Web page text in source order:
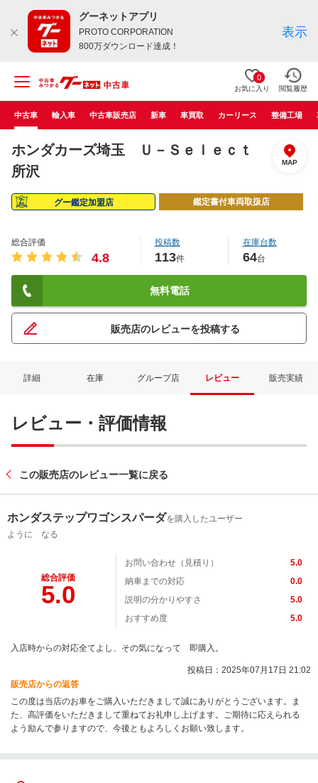
グーネットアプリ
PROTO CORPORATION
800万ダウンロード達成！
表示
0
お気に入り 閲覧履歴
中古車 輸入車 中古車販売店 新車 車買取 カーリース 整備工場
ホンダカーズ埼玉 Ｕ－Ｓｅｌｅｃｔ
所沢
MAP
グー鑑定加盟店 鑑定書付車両取扱店
総合評価
4.8
投稿数
113件
在庫台数
64台
無料電話
ネット予約でキャンペーンに応募しよ
販売店のレビューを投稿する
詳細 在庫 グループ店 レビュー 販売実績
レビュー・評価情報
この販売店のレビュー一覧に戻る
ホンダステップワゴンスパーダを購入したユーザー
ように なる
総合評価
5.0
お問い合わせ（見積り）
5.0
納車までの対応
0.0
説明の分かりやすさ
5.0
おすすめ度
5.0
入店時からの対応全てよし、その気になって 即購入。
投稿日：2025年07月17日 21:02
販売店からの返答
この度は当店のお車をご購入いただきまして誠にありがとうございます。ま
た、高評価をいただきまして重ねてお礼申し上げます。ご期待に応えられる
よう励んで参りますので、今後ともよろしくお願い致します。